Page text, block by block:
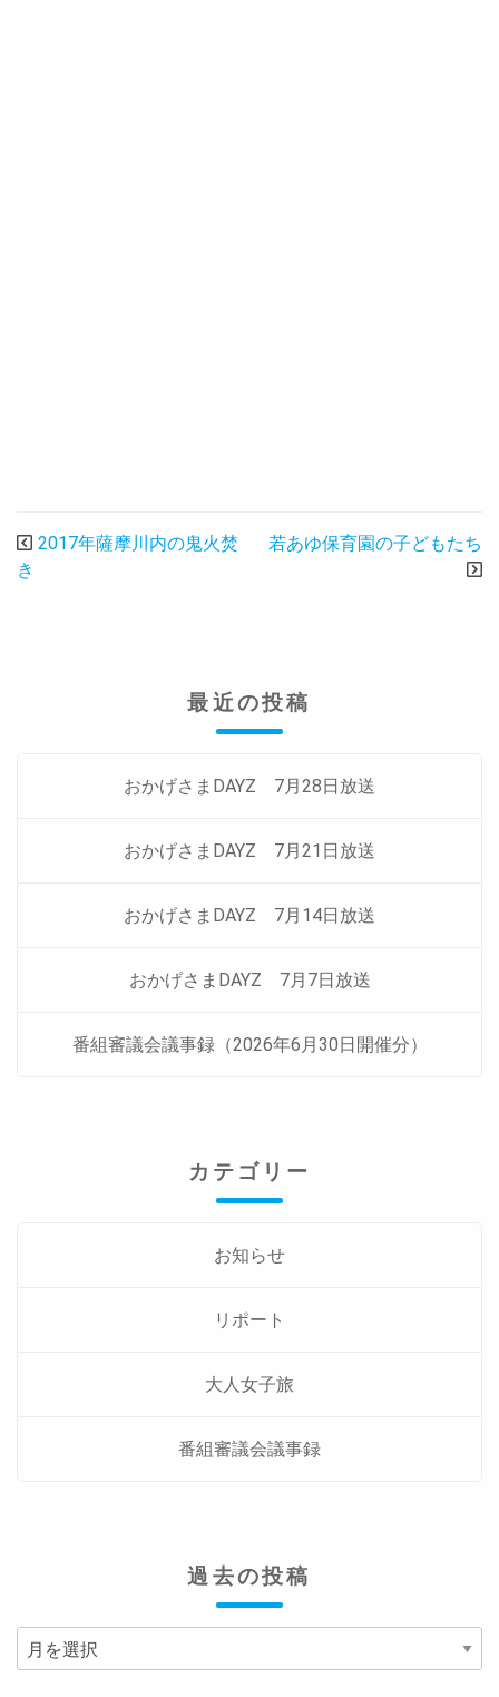
稿
2017年薩摩川内の鬼火焚
き
若あゆ保育園の子どもたち
最近の投稿
おかげさまDAYZ 7月28日放送
おかげさまDAYZ 7月21日放送
おかげさまDAYZ 7月14日放送
おかげさまDAYZ 7月7日放送
番組審議会議事録（2026年6月30日開催分）
カテゴリー
お知らせ
リポート
大人女子旅
番組審議会議事録
過去の投稿